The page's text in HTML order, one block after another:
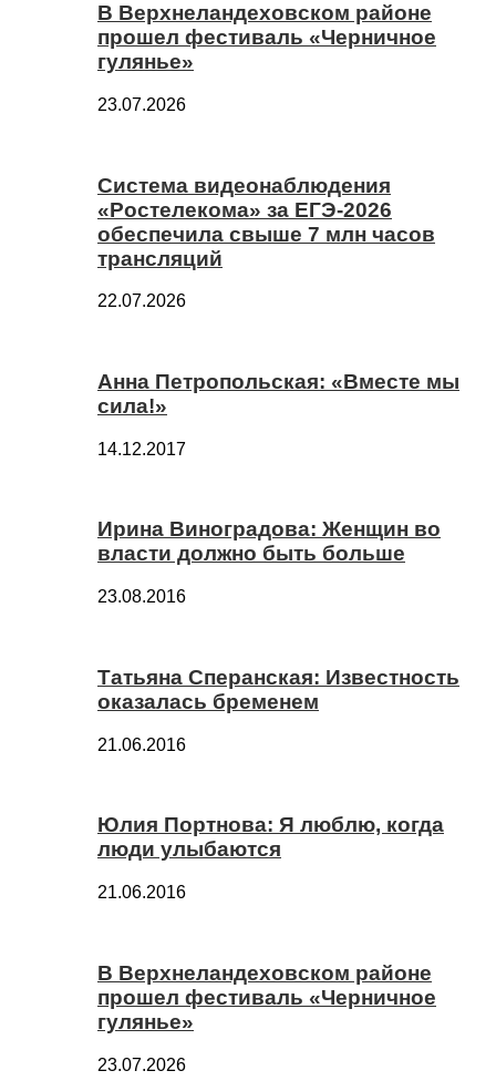
В Верхнеландеховском районе
прошел фестиваль «Черничное
гулянье»
23.07.2026
Система видеонаблюдения
«Ростелекома» за ЕГЭ-2026
обеспечила свыше 7 млн часов
трансляций
22.07.2026
Анна Петропольская: «Вместе мы
сила!»
14.12.2017
Ирина Виноградова: Женщин во
власти должно быть больше
23.08.2016
Татьяна Сперанская: Известность
оказалась бременем
21.06.2016
Юлия Портнова: Я люблю, когда
люди улыбаются
21.06.2016
В Верхнеландеховском районе
прошел фестиваль «Черничное
гулянье»
23.07.2026